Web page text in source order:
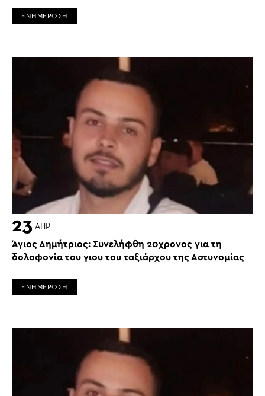
ΕΝΗΜΕΡΩΣΗ
23 ΑΠΡ
Άγιος Δημήτριος: Συνελήφθη 20χρονος για τη
δολοφονία του γιου του ταξιάρχου της Αστυνομίας
ΕΝΗΜΕΡΩΣΗ